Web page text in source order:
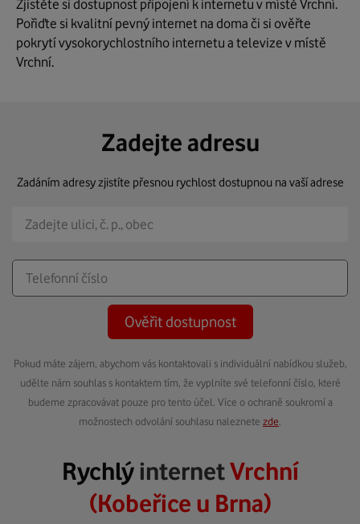
Zjistěte si dostupnost připojení k internetu v místě Vrchní.
Pořiďte si kvalitní pevný internet na doma či si ověřte
pokrytí vysokorychlostního internetu a televize v místě
Vrchní.
Zadejte adresu
Zadáním adresy zjistíte přesnou rychlost dostupnou na vaší adrese
Ověřit dostupnost
Pokud máte zájem, abychom vás kontaktovali s individuální nabídkou služeb,
udělte nám souhlas s kontaktem tím, že vyplníte své telefonní číslo, které
budeme zpracovávat pouze pro tento účel. Více o ochraně soukromí a
možnostech odvolání souhlasu naleznete zde
RychlýinternetVrchní
(Kobeřice u Brna)